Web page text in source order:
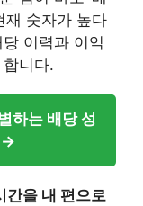
재 숫자가 높다
이력과 이익
니다.
하는 배당 성
→
간을 내 편으로